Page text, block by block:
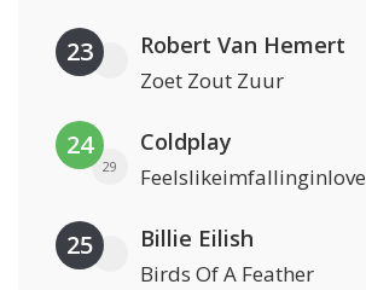
23 Robert Van Hemert
Zoet Zout Zuur
24
29
Coldplay
Feelslikeimfallinginlove
25 Billie Eilish
Birds Of A Feather